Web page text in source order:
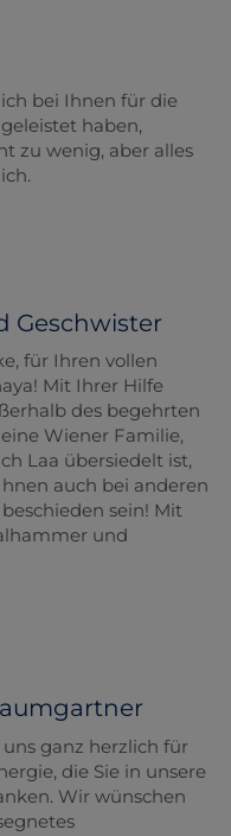
bei Ihnen für die
haben,
zu wenig, aber alles
Geschwister
für Ihren vollen
Mit Ihrer Hilfe
des begehrten
Wiener Familie,
Laa übersiedelt ist,
auch bei anderen
sein! Mit
und
ganz herzlich für
die Sie in unsere
Wir wünschen